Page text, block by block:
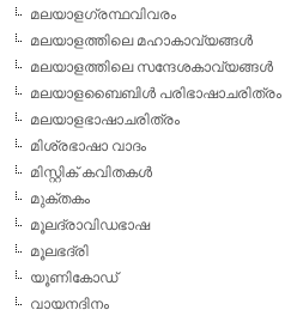
മലയാളഗ്രന്ഥവിവരം
മലയാളത്തിലെ മഹാകാവ്യങ്ങള്‍
മലയാളത്തിലെ സന്ദേശകാവ്യങ്ങള്‍
മലയാളബൈബിള്‍ പരിഭാഷാചരിത്രം
മലയാളഭാഷാചരിത്രം
മിശ്രഭാഷാ വാദം
മിസ്റ്റിക് കവിതകള്‍
മുക്തകം
മൂലദ്രാവിഡഭാഷ
മൂലഭദ്രി
യൂണികോഡ്
വായനദിനം